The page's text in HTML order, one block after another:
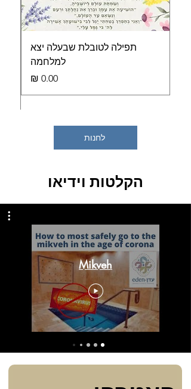
תפילה לטובלת שבעלה יצא
למלחמה
מחיר
לחנות
הקלטות וידיאו
Mikveh